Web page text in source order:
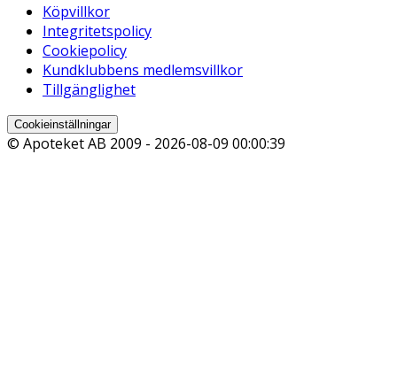
Köpvillkor
Integritetspolicy
Cookiepolicy
Kundklubbens medlemsvillkor
Tillgänglighet
Cookieinställningar
© Apoteket AB 2009 - 2026-08-09 00:00:39